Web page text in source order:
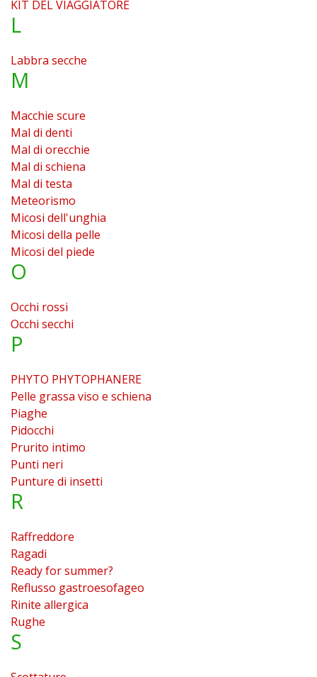
KIT DEL VIAGGIATORE
L
Labbra secche
M
Macchie scure
Mal di denti
Mal di orecchie
Mal di schiena
Mal di testa
Meteorismo
Micosi dell'unghia
Micosi della pelle
Micosi del piede
O
Occhi rossi
Occhi secchi
P
PHYTO PHYTOPHANERE
Pelle grassa viso e schiena
Piaghe
Pidocchi
Prurito intimo
Punti neri
Punture di insetti
R
Raffreddore
Ragadi
Ready for summer?
Reflusso gastroesofageo
Rinite allergica
Rughe
S